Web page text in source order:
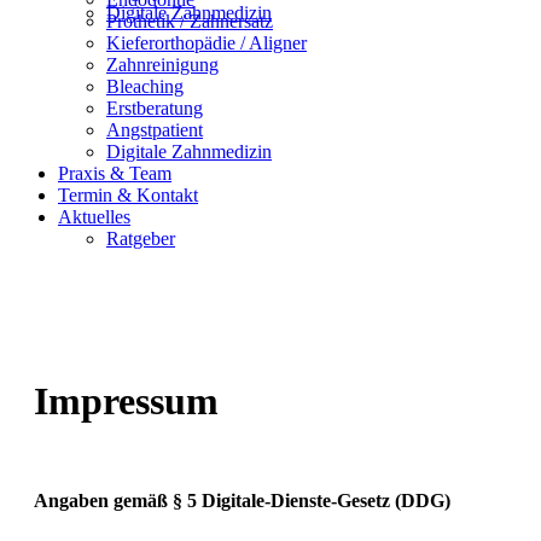
Digitale Zahnmedizin
Prothetik / Zahnersatz
Kieferorthopädie / Aligner
Zahnreinigung
Bleaching
Erstberatung
Angstpatient
Digitale Zahnmedizin
Praxis & Team
Termin & Kontakt
Aktuelles
Ratgeber
Impressum
Angaben gemäß § 5 Digitale-Dienste-Gesetz (DDG)